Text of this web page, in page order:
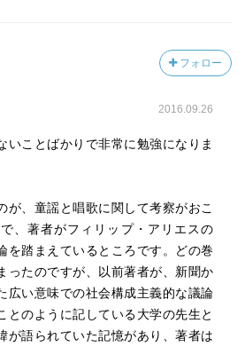
フォロー
2016.09.26
いことばかりで非常に勉強になりま
が、童謡と唱歌に関して考察がおこ
、著者がフィリップ・アリエスの
を踏まえているところです。どの巻
ったのですが、以前著者が、新聞か
広い意味での社会構成主義的な議論
とのように記している大学の先生と
が語られていた記憶があり、著者は